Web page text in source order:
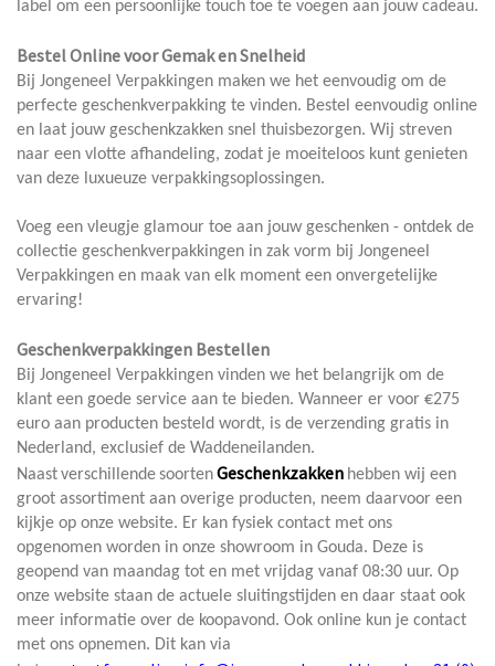
label om een persoonlijke touch toe te voegen aan jouw cadeau.
Bestel Online voor Gemak en Snelheid
Bij Jongeneel Verpakkingen maken we het eenvoudig om de
perfecte geschenkverpakking te vinden. Bestel eenvoudig online
en laat jouw geschenkzakken snel thuisbezorgen. Wij streven
naar een vlotte afhandeling, zodat je moeiteloos kunt genieten
van deze luxueuze verpakkingsoplossingen.
Voeg een vleugje glamour toe aan jouw geschenken - ontdek de
collectie geschenkverpakkingen in zak vorm bij Jongeneel
Verpakkingen en maak van elk moment een onvergetelijke
ervaring!
Geschenkverpakkingen Bestellen
Bij Jongeneel Verpakkingen vinden we het belangrijk om de
klant een goede service aan te bieden. Wanneer er voor €275
euro aan producten besteld wordt, is de verzending gratis in
Nederland, exclusief de Waddeneilanden.
NaastverschillendesoortenGeschenkzakken hebben wij een
groot assortiment aan overige producten, neem daarvoor een
kijkje op onze website. Er kan fysiek contact met ons
opgenomen worden in onze showroom in Gouda. Deze is
geopend van maandag tot en met vrijdag vanaf 08:30 uur. Op
onze website staan de actuele sluitingstijden en daar staat ook
meer informatie over de koopavond. Ook online kun je contact
met ons opnemen. Dit kan via